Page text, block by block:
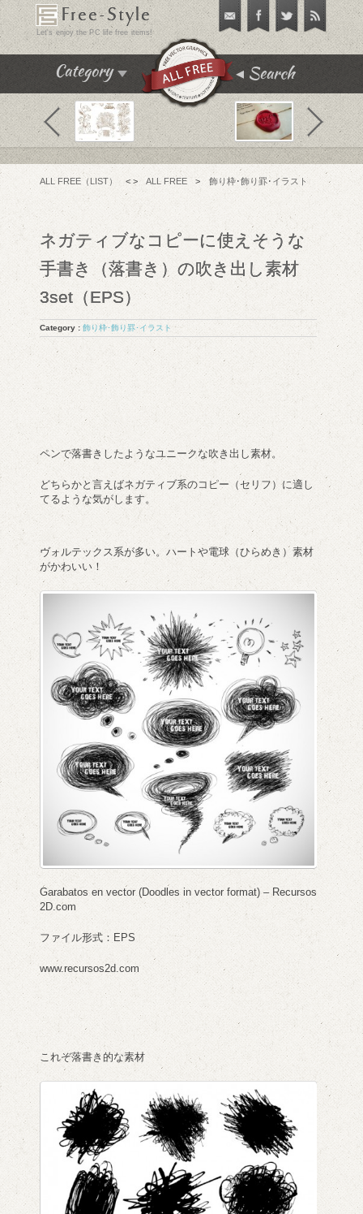
Free-Style
Let's enjoy the PC life free items!
Category
飾り枠･飾り罫･イラスト
テクスチャ･パターン
フリーフォント
アイコン
チュートリアル
フリーソフト
PC便利機能
WEBテンプレート･テーマ
Search
ALL FREE（LIST） < > ALL FREE > 飾り枠･飾り罫･イラスト
ネガティブなコピーに使えそうな
手書き（落書き）の吹き出し素材
3set（EPS）
Category : 飾り枠･飾り罫･イラスト
ペンで落書きしたようなユニークな吹き出し素材。
どちらかと言えばネガティブ系のコピー（セリフ）に適し
てるような気がします。
ヴォルテックス系が多い。ハートや電球（ひらめき）素材
がかわいい！
Garabatos en vector (Doodles in vector format) – Recursos
2D.com
ファイル形式：EPS
www.recursos2d.com
これぞ落書き的な素材